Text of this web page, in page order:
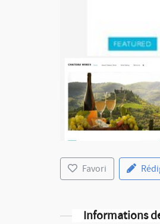
Favori
Informations